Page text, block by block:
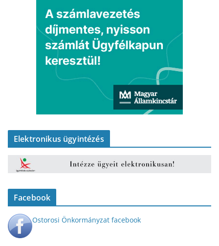
Elektronikus ügyintézés
Facebook
Ostorosi Önkormányzat facebook